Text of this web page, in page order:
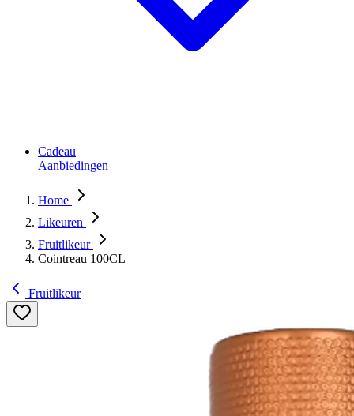
Cadeau
Aanbiedingen
Home
Likeuren
Fruitlikeur
Cointreau 100CL
Fruitlikeur